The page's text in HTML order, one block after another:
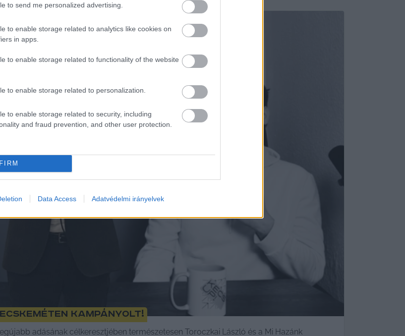
to send me personalized advertising.
to enable storage related to analytics like cookies on
in apps.
to enable storage related to functionality of the website
to enable storage related to personalization.
to enable storage related to security, including
and fraud prevention, and other user protection.
Data Access Adatvédelmi irányelvek
kampányolt!
adásának célkeresztjében természetesen Toroczkai László és a Mi Hazánk